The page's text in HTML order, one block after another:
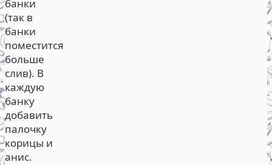
банки
(так в
банки
поместится
больше
слив). В
каждую
банку
добавить
палочку
корицы и
анис.